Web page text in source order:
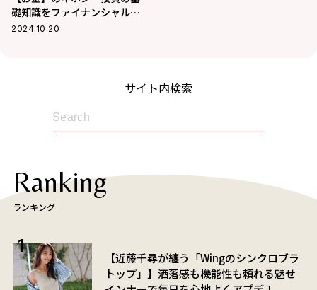
礎知識をファイナンシャルプ
ランナーがレクチャー
2024.10.20
サイト内検索
Ranking
ランキング
【近藤千尋が纏う「Wingのシンクロブラ
トップ」】洒落感も機能性も頼れる魅せ